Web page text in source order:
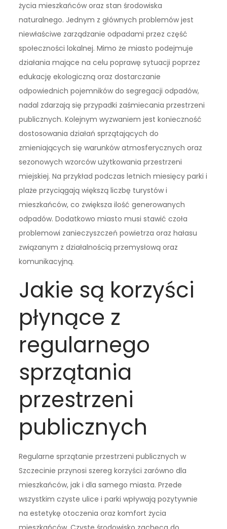
życia mieszkańców oraz stan środowiska
naturalnego. Jednym z głównych problemów jest
niewłaściwe zarządzanie odpadami przez część
społeczności lokalnej. Mimo że miasto podejmuje
działania mające na celu poprawę sytuacji poprzez
edukację ekologiczną oraz dostarczanie
odpowiednich pojemników do segregacji odpadów,
nadal zdarzają się przypadki zaśmiecania przestrzeni
publicznych. Kolejnym wyzwaniem jest konieczność
dostosowania działań sprzątających do
zmieniających się warunków atmosferycznych oraz
sezonowych wzorców użytkowania przestrzeni
miejskiej. Na przykład podczas letnich miesięcy parki i
plaże przyciągają większą liczbę turystów i
mieszkańców, co zwiększa ilość generowanych
odpadów. Dodatkowo miasto musi stawić czoła
problemowi zanieczyszczeń powietrza oraz hałasu
związanym z działalnością przemysłową oraz
komunikacyjną.
Jakie są korzyści
płynące z
regularnego
sprzątania
przestrzeni
publicznych
Regularne sprzątanie przestrzeni publicznych w
Szczecinie przynosi szereg korzyści zarówno dla
mieszkańców, jak i dla samego miasta. Przede
wszystkim czyste ulice i parki wpływają pozytywnie
na estetykę otoczenia oraz komfort życia